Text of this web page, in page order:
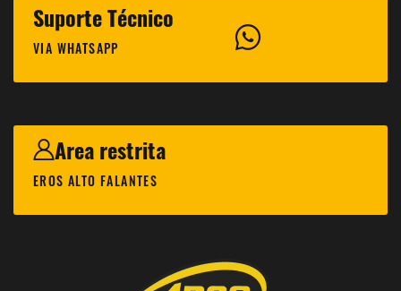
Suporte Técnico
VIA WHATSAPP
Area restrita
EROS ALTO FALANTES